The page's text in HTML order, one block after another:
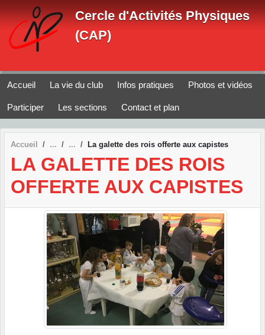
Cercle d'Activités Physiques
(CAP)
Accueil La vie du club Infos pratiques Photos et vidéos
Participer Les sections Contact et plan
Accueil La galette des rois offerte aux capistes
LA GALETTE DES ROIS
OFFERTE AUX CAPISTES
Panneau de gestion des cookies